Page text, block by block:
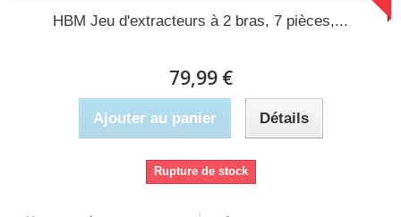
HBM Jeu d'extracteurs à 2 bras, 7 pièces,...
79,99 €
Ajouter au panier Détails
Rupture de stock